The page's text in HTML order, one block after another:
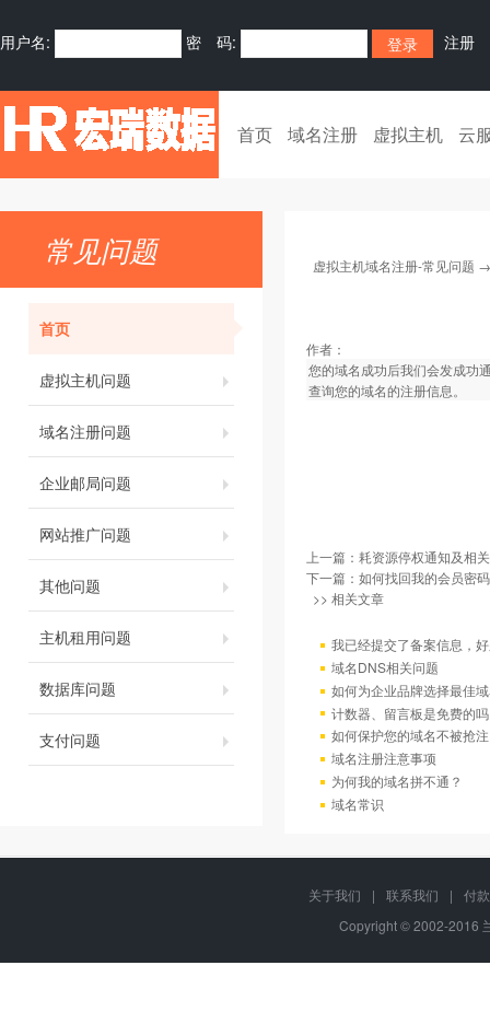
用户名: 密 码: 注册
首页 域名注册 虚拟主机 云
常见问题
首页
虚拟主机问题
域名注册问题
企业邮局问题
网站推广问题
其他问题
主机租用问题
数据库问题
支付问题
虚拟主机域名注册-常见问题
作者：
您的域名成功后我们会发成功
查询您的域名的注册信息。
上一篇： 耗资源停权通知及相
下一篇： 如何找回我的会员密
>> 相关文章
我已经提交了备案信息，
域名DNS相关问题
如何为企业品牌选择最佳
计数器、留言板是免费的
如何保护您的域名不被抢注
域名注册注意事项
为何我的域名拼不通？
域名常识
关于我们 | 联系我们 |
付
Copyright © 2002-2016